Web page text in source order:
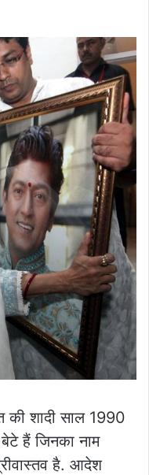
की शादी साल 1990
हैं जिनका नाम
है. आदेश